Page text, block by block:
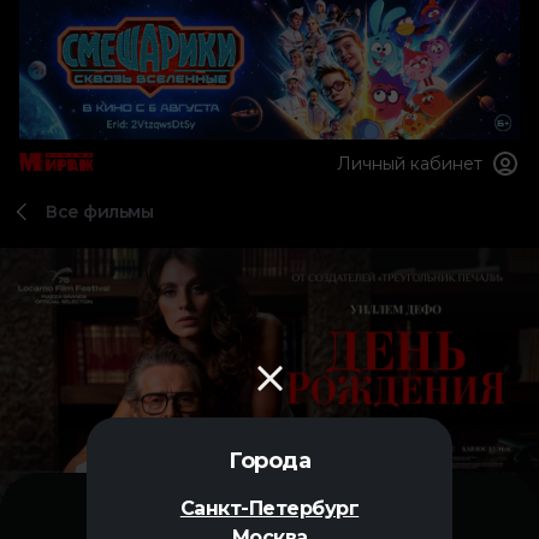
Города
Санкт-Петербург
Личный кабинет
Все фильмы